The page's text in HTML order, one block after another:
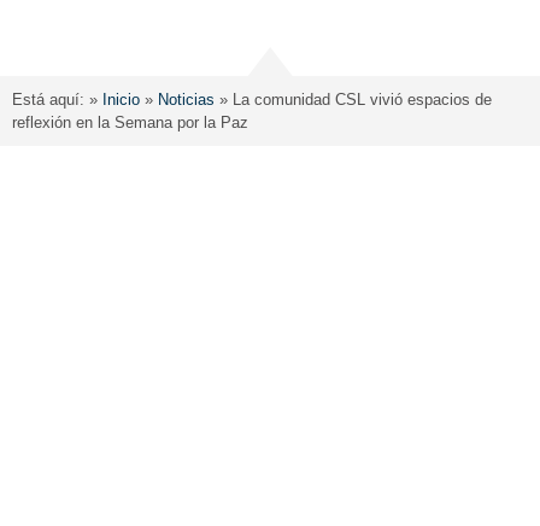
Está aquí: » Inicio » Noticias » La comunidad CSL vivió espacios de
reflexión en la Semana por la Paz